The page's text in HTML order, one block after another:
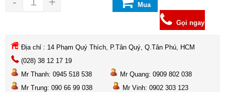
Mua
Gọi ngay
Địa chỉ : 14 Phạm Quý Thích, P.Tân Quý, Q.Tân Phú, HCM
(028) 38 12 17 19
Mr Thanh: 0945 518 538
Mr Quang: 0909 802 038
Mr Trung: 090 66 99 038
Mr Vinh: 0902 303 123